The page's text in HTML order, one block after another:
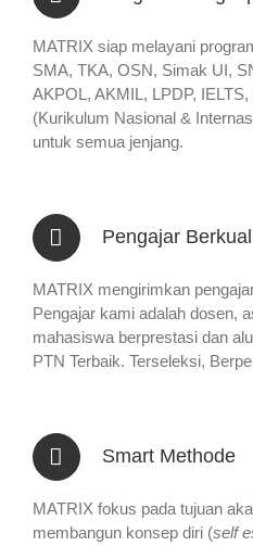
MATRIX siap melayani
SMA, TKA, OSN, Simak UI,
AKPOL, AKMIL, LPDP,
(Kurikulum Nasional &
untuk semua jenjang.
Pengajar
MATRIX mengirimkan
Pengajar kami adalah dosen,
mahasiswa berprestasi dan
PTN Terbaik. Terseleksi,
Smart Methode
MATRIX fokus pada tujuan
membangun konsep diri (self